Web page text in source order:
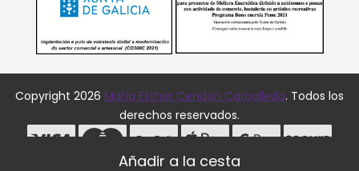
Copyright 2026 María Esther Cendón Carballeda. Todos los
derechos reservados.
Desarrollado porMEIGASOFT. Tecnología